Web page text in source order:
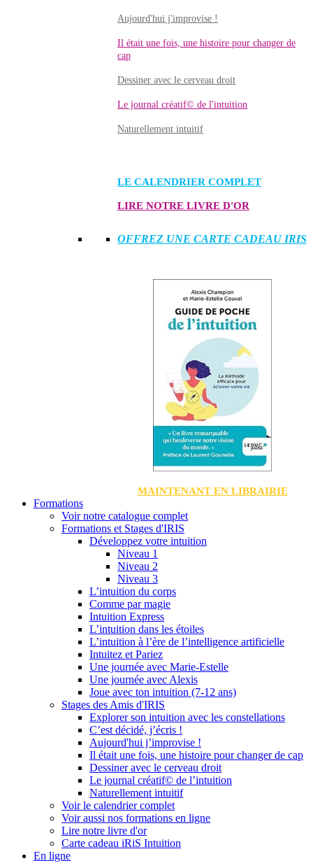
Aujourd'hui j'improvise !
Il était une fois, une histoire pour changer de
cap
Dessiner avec le cerveau droit
Le journal créatif© de l'intuition
Naturellement intuitif
LE CALENDRIER COMPLET
LIRE NOTRE LIVRE D'OR
OFFREZ UNE CARTE CADEAU IRIS
MAINTENANT EN LIBRAIRIE
Formations
Voir notre catalogue complet
Formations et Stages d'IRIS
Développez votre intuition
Niveau 1
Niveau 2
Niveau 3
L’intuition du corps
Comme par magie
Intuition Express
L’intuition dans les étoiles
L’intuition à l’ère de l’intelligence artificielle
Intuitez et Pariez
Une journée avec Marie-Estelle
Une journée avec Alexis
Joue avec ton intuition (7-12 ans)
Stages des Amis d'IRIS
Explorer son intuition avec les constellations
C’est décidé, j’écris !
Aujourd'hui j’improvise !
Il était une fois, une histoire pour changer de cap
Dessiner avec le cerveau droit
Le journal créatif© de l’intuition
Naturellement intuitif
Voir le calendrier complet
Voir aussi nos formations en ligne
Lire notre livre d'or
Carte cadeau iRiS Intuition
En ligne